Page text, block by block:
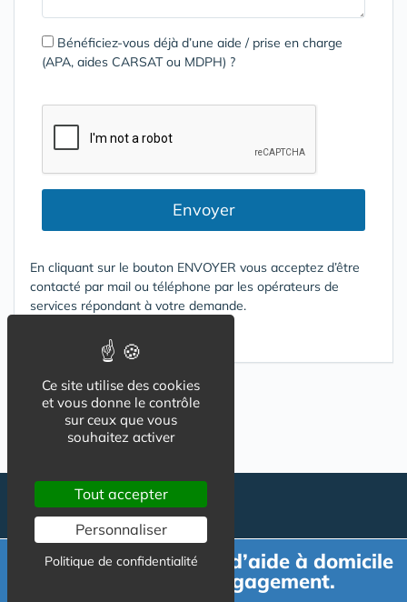
Bénéficiez-vous déjà d’une aide / prise en charge
(APA, aides CARSAT ou MDPH) ?
Envoyer
En cliquant sur le bouton ENVOYER vous acceptez d’être
contacté par mail ou téléphone par les opérateurs de
services répondant à votre demande.
Demande de devis d’aide à domicile
gratuit et sans engagement.
Ce site utilise des cookies
et vous donne le contrôle
sur ceux que vous
souhaitez activer
Tout accepter
Personnaliser
Politique de confidentialité